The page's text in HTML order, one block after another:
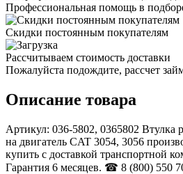
Профессиональная помощь в
Скидки постоянным покупателям
Рассчитываем стоимость доставки
Пожалуйста подождите, рассчет
Описание товара
Артикул: 036-5802, 0365802 Втулка
на двигатель CAT 3054, 3056
купить с доставкой транспортной
Гарантия 6 месяцев. ☎ 8 (800) 550